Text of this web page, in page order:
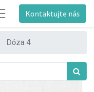
Kontaktujte nás
Dóza 4